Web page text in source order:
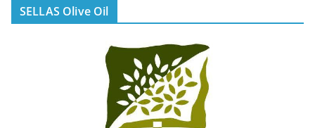
SELLAS Olive Oil